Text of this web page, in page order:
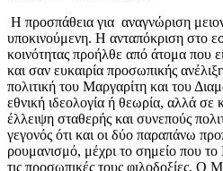
Η προσπάθεια για αναγνώριση
υποκινούμενη. Η ανταπόκριση στο
κοινότητας προήλθε από άτομα που
και σαν ευκαιρία προσωπικής
πολιτική του Μαργαρίτη και του
εθνική ιδεολογία ή θεωρία, αλλά
έλλειψη σταθερής και συνεπούς
γεγονός ότι και οι δύο παραπάνω
ρουμανισμό, μέχρι το σημείο που
τις προσωπικές τους φιλοδοξίες. Ο